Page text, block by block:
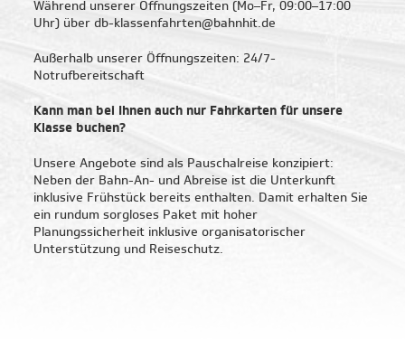
Leipzig
München
Stuttgart
Weimar
| Top-Reiseziele für
Klassenfahrten
Während unserer Öffnungszeiten (Mo–Fr, 09:00–17:00
Uhr) über db-klassenfahrten@bahnhit.de
Außerhalb unserer Öffnungszeiten: 24/7-
Notrufbereitschaft
Kann man bei Ihnen auch nur Fahrkarten für unsere
Klasse buchen?
Unsere Angebote sind als Pauschalreise konzipiert:
Neben der Bahn-An- und Abreise ist die Unterkunft
inklusive Frühstück bereits enthalten. Damit erhalten Sie
ein rundum sorgloses Paket mit hoher
Planungssicherheit inklusive organisatorischer
Unterstützung und Reiseschutz.